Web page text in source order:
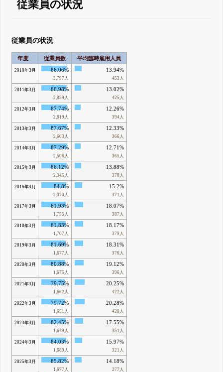
従業員の状況
従業員の状況
年度 従業員数 平均臨時雇用人員
2010年3月 86.06%
2,797人
13.94%
453人
2011年3月 86.98%
2,839人
13.02%
425人
2012年3月 87.74%
2,819人
12.26%
394人
2013年3月 87.67%
2,603人
12.33%
366人
2014年3月 87.29%
2,506人
12.71%
365人
2015年3月 86.12%
2,345人
13.88%
378人
2016年3月 84.8%
2,070人
15.2%
371人
2017年3月 81.93%
1,755人
18.07%
387人
2018年3月 81.83%
1,707人
18.17%
379人
2019年3月 81.69%
1,677人
18.31%
376人
2020年3月 80.88%
1,675人
19.12%
396人
2021年3月 79.75%
1,662人
20.25%
422人
2022年3月 79.72%
1,651人
20.28%
420人
2023年3月 82.45%
1,649人
17.55%
351人
2024年3月 84.03%
1,689人
15.97%
321人
2025年3月 85.82%
1,677人
14.18%
277人